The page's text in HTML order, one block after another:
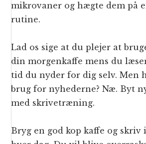
mikrovaner og hægte dem på
rutine.
Lad os sige at du plejer at
din morgenkaffe mens du
tid du nyder for dig selv. Men
brug for nyhederne? Næ. Byt
med skrivetræning.
Bryg en god kop kaffe og